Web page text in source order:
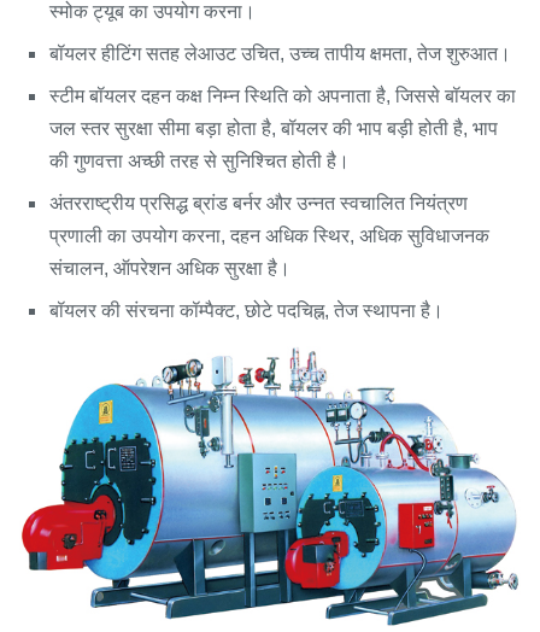
स्मोक ट्यूब का उपयोग करना।
बॉयलर हीटिंग सतह लेआउट उचित, उच्च तापीय क्षमता, तेज शुरुआत।
स्टीम बॉयलर दहन कक्ष निम्न स्थिति को अपनाता है, जिससे बॉयलर का
जल स्तर सुरक्षा सीमा बड़ा होता है, बॉयलर की भाप बड़ी होती है, भाप
की गुणवत्ता अच्छी तरह से सुनिश्चित होती है।
अंतरराष्ट्रीय प्रसिद्ध ब्रांड बर्नर और उन्नत स्वचालित नियंत्रण
प्रणाली का उपयोग करना, दहन अधिक स्थिर, अधिक सुविधाजनक
संचालन, ऑपरेशन अधिक सुरक्षा है।
बॉयलर की संरचना कॉम्पैक्ट, छोटे पदचिह्न, तेज स्थापना है।